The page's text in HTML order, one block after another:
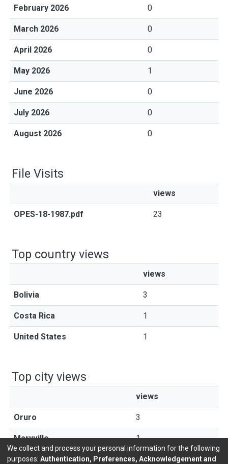
February 2026 0
March 2026 0
April 2026 0
May 2026 1
June 2026 0
July 2026 0
August 2026 0
File Visits
views
OPES-18-1987.pdf 23
Top country views
views
Bolivia 3
Costa Rica 1
United States 1
Top city views
views
Oruro 3
Maryville 1
We collect and process your personal information for the following
purposes: Authentication, Preferences, Acknowledgement and